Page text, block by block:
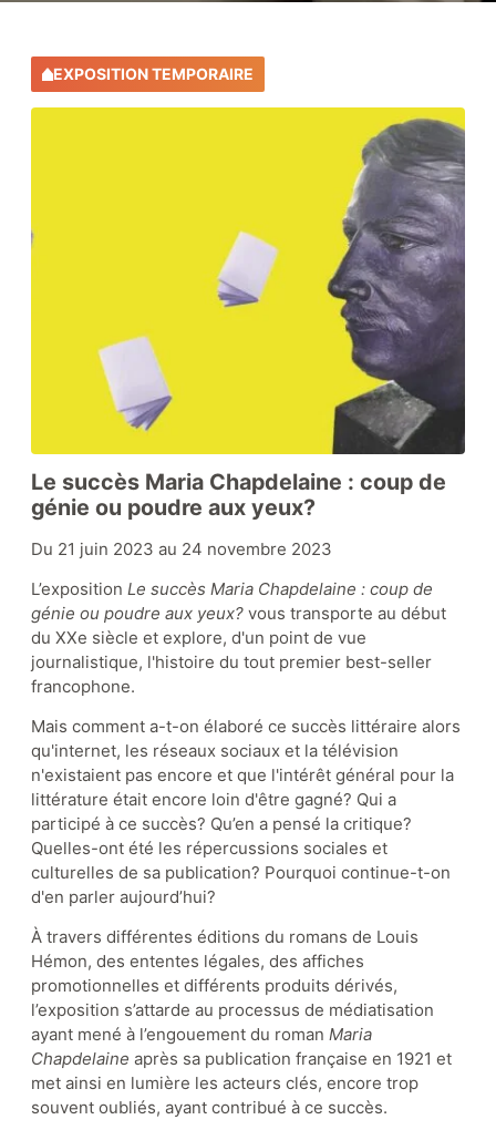
Zone Louis Hémon
Le coin lecture
Nos collections
Boutique-librairie
Appuyez le musée
Actualités Événements
EXPOSITION TEMPORAIRE
Le succès Maria Chapdelaine : coup de
génie ou poudre aux yeux?
Du 21 juin 2023 au 24 novembre 2023
L’exposition Le succès Maria Chapdelaine : coup de
génie ou poudre aux yeux? vous transporte au début
du XXe siècle et explore, d'un point de vue
journalistique, l'histoire du tout premier best-seller
francophone.
Mais comment a-t-on élaboré ce succès littéraire alors
qu'internet, les réseaux sociaux et la télévision
n'existaient pas encore et que l'intérêt général pour la
littérature était encore loin d'être gagné? Qui a
participé à ce succès? Qu’en a pensé la critique?
Quelles-ont été les répercussions sociales et
culturelles de sa publication? Pourquoi continue-t-on
d'en parler aujourd’hui?
À travers différentes éditions du romans de Louis
Hémon, des ententes légales, des affiches
promotionnelles et différents produits dérivés,
l’exposition s’attarde au processus de médiatisation
ayant mené à l’engouement du roman Maria
Chapdelaine après sa publication française en 1921 et
met ainsi en lumière les acteurs clés, encore trop
souvent oubliés, ayant contribué à ce succès.